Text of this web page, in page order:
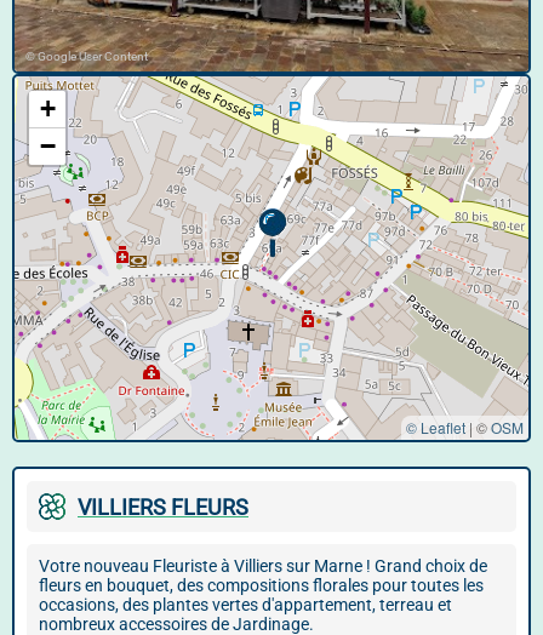
© Google User Content
+
−
© Leaflet | ©OSM
VILLIERS FLEURS
Votre nouveau Fleuriste à Villiers sur Marne ! Grand choix de
fleurs en bouquet, des compositions florales pour toutes les
occasions, des plantes vertes d'appartement, terreau et
nombreux accessoires de Jardinage.